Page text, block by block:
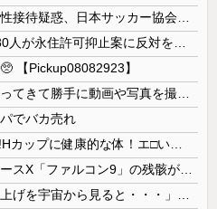
【Pickup08082923】
でバカ売れ